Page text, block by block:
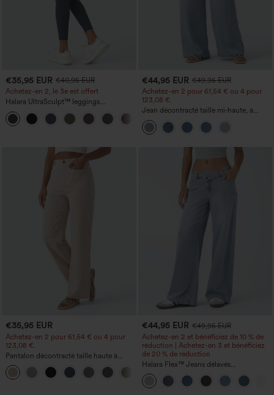
€35,95 EUR €40,95 EUR
Achetez-en 2, le 3e est offert
Halara UltraSculpt™ leggings
d'entraînement taille haute — fronces
liftantes pour le fessier, maintien gainant
du ventre et poche
€44,95 EUR €49,95 EUR
Achetez-en 2 pour 61,54 € ou 4 pour
123,08 €.
Jean décontracté taille mi‑haute, à
cordon de serrage, avec poches
€35,95 EUR
Achetez-en 2 pour 61,54 € ou 4 pour
123,08 €.
Pantalon décontracté taille haute à
jambe droite, effet lin, avec poches
€44,95 EUR €49,95 EUR
Achetez-en 2 et bénéficiez de 10 % de
réduction | Achetez-en 3 et bénéficiez
de 20 % de réduction
Halara Flex™ Jeans délavés
décontractés, coupe baggy à jambe
large, taille basse asymétrique, poches
zippées